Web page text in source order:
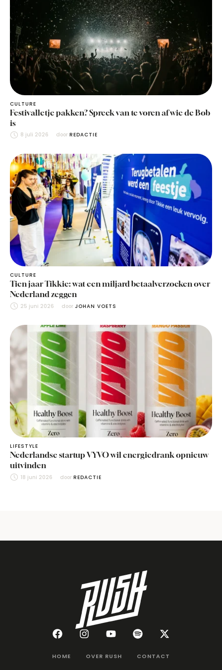
CULTURE
Festivalletje pakken? Spreek van te voren af wie de Bob
is
8 juli 2026 door REDACTIE
CULTURE
Tien jaar Tikkie: wat een miljard betaalverzoeken over
Nederland zeggen
25 juni 2026 door JOHAN VOETS
LIFESTYLE
Nederlandse startup VYVO wil energiedrank opnieuw
uitvinden
18 juni 2026 door REDACTIE
HOME OVER RUSH CONTACT